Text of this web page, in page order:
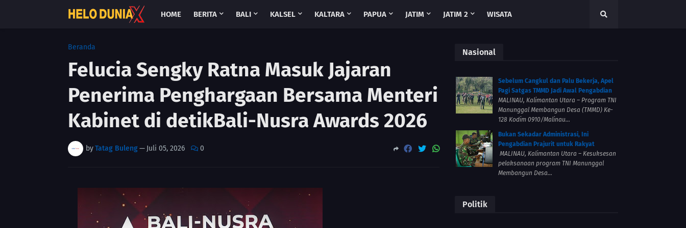
HOME BERITA BALI KALSEL KALTARA PAPUA JATIM JATIM 2 WISATA
Beranda
Felucia Sengky Ratna Masuk Jajaran
Penerima Penghargaan Bersama Menteri
Kabinet di detikBali-Nusra Awards 2026
byTatag Buleng— Juli 05, 2026 0
Nasional
Sebelum Cangkul dan Palu Bekerja, Apel
Pagi Satgas TMMD Jadi Awal Pengabdian
MALINAU, Kalimantan Utara – Program TNI
Manunggal Membangun Desa (TMMD) Ke-
128 Kodim 0910/Malinau...
Bukan Sekadar Administrasi, Ini
Pengabdian Prajurit untuk Rakyat
MALINAU, Kalimantan Utara – Kesuksesan
pelaksanaan program TNI Manunggal
Membangun Desa...
Politik